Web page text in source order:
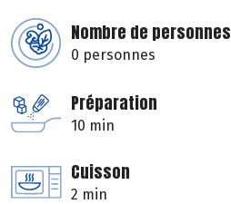
Nombre de personnes
0 personnes
Préparation
10 min
Cuisson
2 min